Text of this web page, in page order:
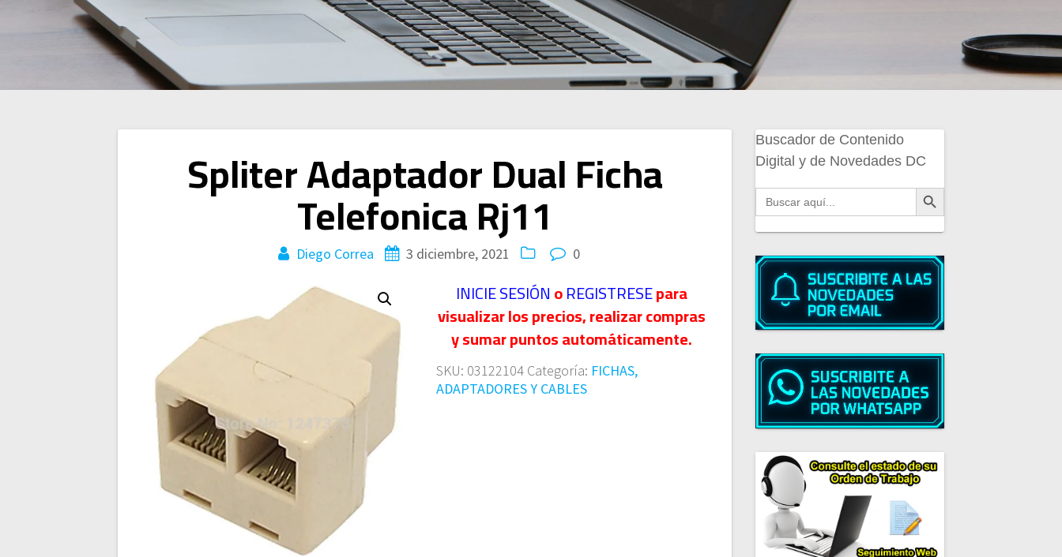
Spliter Adaptador Dual Ficha
Telefonica Rj11
Diego Correa 3 diciembre, 2021 0
INICIE SESIÓNoREGISTRESEpara
visualizar los precios, realizar compras
y sumar puntos automáticamente.
SKU: 03122104 Categoría: FICHAS,
ADAPTADORES Y CABLES
Navegación
Buscador de Contenido
Digital y de Novedades DC
Buscar: Botón de búsqueda